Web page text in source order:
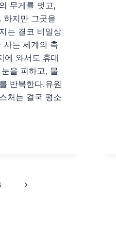
무게를 벗고,
하지만 그곳을
는 결코 비일상
사는 세계의 축
에 와서도 휴대
을 피하고, 물
반복한다.유원
처는 결국 평소
Next